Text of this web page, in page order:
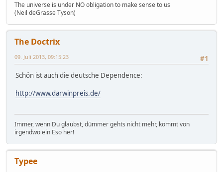
The universe is under NO obligation to make sense to us
(Neil deGrasse Tyson)
The Doctrix
#1
09. Juli 2013, 09:15:23
Schön ist auch die deutsche Dependence:
http://www.darwinpreis.de/
Immer, wenn Du glaubst, dümmer gehts nicht mehr, kommt von
irgendwo ein Eso her!
Typee